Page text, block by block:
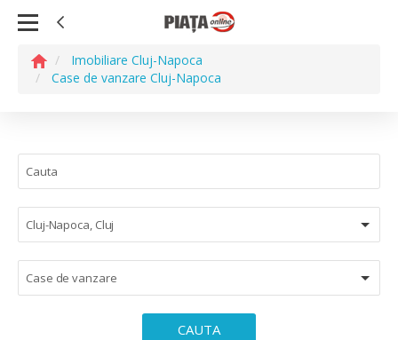
Imobiliare Cluj-Napoca
Case de vanzare Cluj-Napoca
Cluj-Napoca, Cluj
Case de vanzare
CAUTA